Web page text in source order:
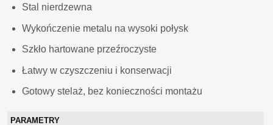
Stal nierdzewna
Wykończenie metalu na wysoki połysk
Szkło hartowane przeźroczyste
Łatwy w czyszczeniu i konserwacji
Gotowy stelaż, bez konieczności montażu
PARAMETRY